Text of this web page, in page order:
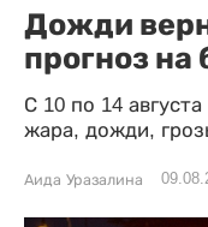
Дожди
прогноз
С 10 по 14
жара, дожди,
Аида Уразалина